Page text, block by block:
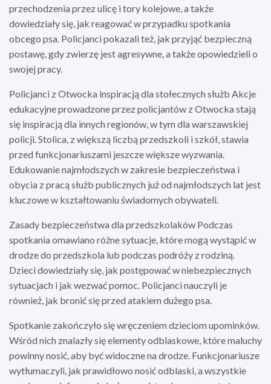
przechodzenia przez ulicę i tory kolejowe, a także
dowiedziały się, jak reagować w przypadku spotkania
obcego psa. Policjanci pokazali też, jak przyjąć bezpieczną
postawę, gdy zwierzę jest agresywne, a także opowiedzieli o
swojej pracy.
Policjanci z Otwocka inspiracją dla stołecznych służb Akcje
edukacyjne prowadzone przez policjantów z Otwocka stają
się inspiracją dla innych regionów, w tym dla warszawskiej
policji. Stolica, z większą liczbą przedszkoli i szkół, stawia
przed funkcjonariuszami jeszcze większe wyzwania.
Edukowanie najmłodszych w zakresie bezpieczeństwa i
obycia z pracą służb publicznych już od najmłodszych lat jest
kluczowe w kształtowaniu świadomych obywateli.
Zasady bezpieczeństwa dla przedszkolaków Podczas
spotkania omawiano różne sytuacje, które mogą wystąpić w
drodze do przedszkola lub podczas podróży z rodziną.
Dzieci dowiedziały się, jak postępować w niebezpiecznych
sytuacjach i jak wezwać pomoc. Policjanci nauczyli je
również, jak bronić się przed atakiem dużego psa.
Spotkanie zakończyło się wręczeniem dzieciom upominków.
Wśród nich znalazły się elementy odblaskowe, które maluchy
powinny nosić, aby być widoczne na drodze. Funkcjonariusze
wytłumaczyli, jak prawidłowo nosić odblaski, a wszystkie